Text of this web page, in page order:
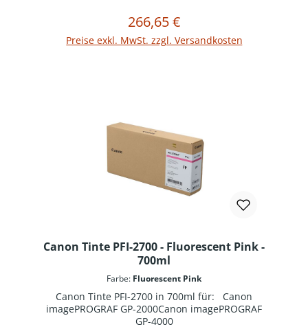
Regulärer Preis:
266,65 €
Preise exkl. MwSt. zzgl. Versandkosten
In den Warenkorb
Canon Tinte PFI-2700 - Fluorescent Pink -
700ml
Farbe: Fluorescent Pink
Canon Tinte PFI-2700 in 700ml für: Canon
imagePROGRAF GP-2000Canon imagePROGRAF
GP-4000